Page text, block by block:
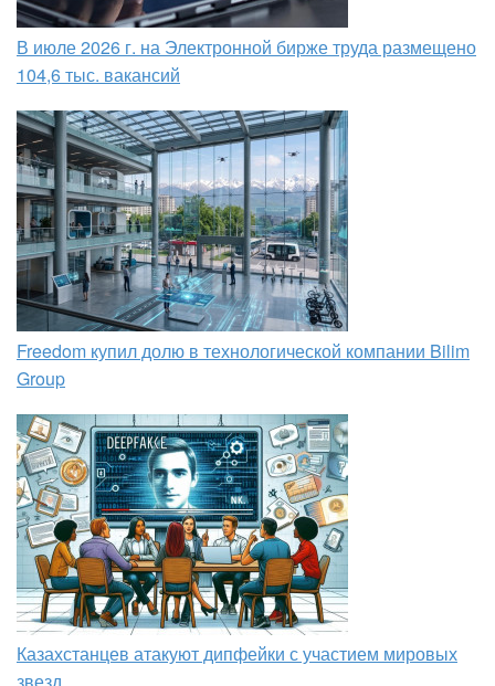
В июле 2026 г. на Электронной бирже труда размещено
104,6 тыс. вакансий
Freedom купил долю в технологической компании Bilim
Group
Казахстанцев атакуют дипфейки с участием мировых